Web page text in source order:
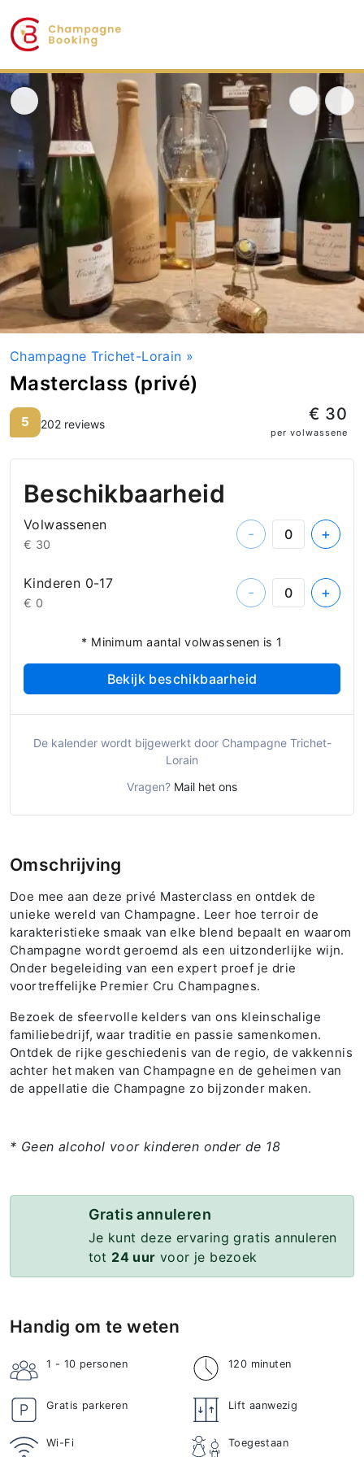
Champagne Trichet-Lorain »
Masterclass (privé)
5 202 reviews € 30
per volwassene
Beschikbaarheid
Volwassenen
€ 30
- +
Kinderen 0-17
€ 0
- +
* Minimum aantal volwassenen is 1
Bekijk beschikbaarheid
De kalender wordt bijgewerkt door Champagne Trichet-
Lorain
Vragen? Mail het ons
Omschrijving
Doe mee aan deze privé Masterclass en ontdek de
unieke wereld van Champagne. Leer hoe terroir de
karakteristieke smaak van elke blend bepaalt en waarom
Champagne wordt geroemd als een uitzonderlijke wijn.
Onder begeleiding van een expert proef je drie
voortreffelijke Premier Cru Champagnes.
Bezoek de sfeervolle kelders van ons kleinschalige
familiebedrijf, waar traditie en passie samenkomen.
Ontdek de rijke geschiedenis van de regio, de vakkennis
achter het maken van Champagne en de geheimen van
de appellatie die Champagne zo bijzonder maken.
* Geen alcohol voor kinderen onder de 18
Gratis annuleren
Je kunt deze ervaring gratis annuleren
tot 24 uur voor je bezoek
Handig om te weten
1 - 10 personen 120 minuten
Gratis parkeren Lift aanwezig
Wi-Fi Toegestaan